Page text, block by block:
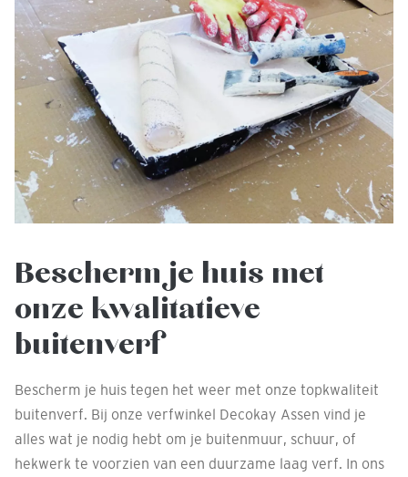
Bescherm je huis met
onze kwalitatieve
buitenverf
Bescherm je huis tegen het weer met onze topkwaliteit
buitenverf. Bij onze verfwinkel Decokay Assen vind je
alles wat je nodig hebt om je buitenmuur, schuur, of
hekwerk te voorzien van een duurzame laag verf. In ons